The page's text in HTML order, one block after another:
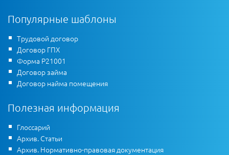
Популярные шаблоны
Трудовой договор
Договор ГПХ
Форма Р21001
Договор займа
Договор найма помещения
Полезная информация
Глоссарий
Архив. Статьи
Архив. Нормативно-правовая документация